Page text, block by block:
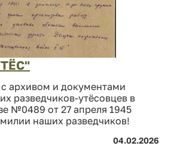
архивом и документами
разведчиков-утёсовцев в
№0489 от 27 апреля 1945
наших разведчиков!
04.02.2026